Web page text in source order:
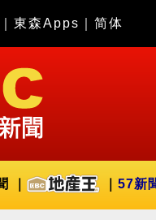
東森Apps 简体
57新